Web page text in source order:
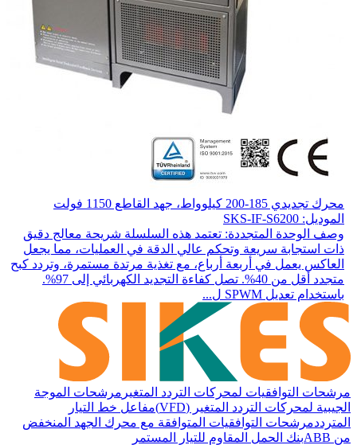
محرك تجديدي 185-200 كيلوواط، جهد القاطع 1150 فولت
الموديل: SKS-IF-S6200
وصف الوحدة المتجددة: تعتمد هذه السلسلة شريحة معالج دقيق
ذات استجابة سريعة وتحكم عالي الدقة في العمليات، مما يجعل
العاكس يعمل في أربعة أرباع، مع تغذية مرتدة مستمرة، وتردد كبح
متجدد أقل من 40%. تصل كفاءة التجديد الكهربائي إلى 97%.
باستخدام تعديل SPWM ل...
مرشحات التوافقيات لمحركات التردد المتغير مرشحات الموجة
الجيبية لمحركات التردد المتغير (VFD)
مفاعل خط التيار
المترددمرشحات التوافقيات المتوافقة مع محرك الجهد المنخفض
من ABB
بنك الحمل المقاوم للتيار المستمر